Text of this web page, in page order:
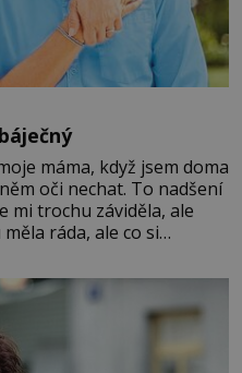
máma, když jsem doma
oči nechat. To nadšení
mi trochu záviděla, ale
ráda, ale co si
jiná doba, když